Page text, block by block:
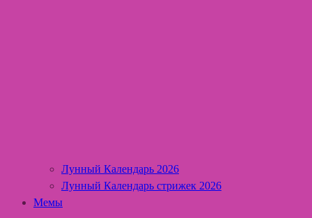
Лунный Календарь 2026
Лунный Календарь стрижек 2026
Мемы